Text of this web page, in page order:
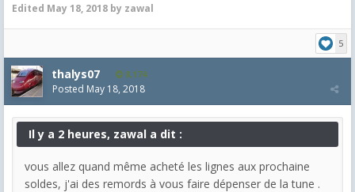
Edited May 18, 2018 by zawal
5
thalys07 8,174
Posted May 18, 2018
Il y a 2 heures, zawal a dit :
vous allez quand même acheté les lignes aux prochaine
soldes, j'ai des remords à vous faire dépenser de la tune .